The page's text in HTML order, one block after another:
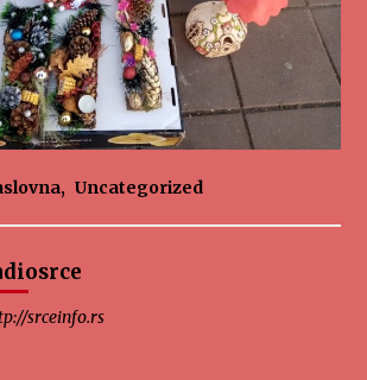
, Uncategorized
srceinfo.rs